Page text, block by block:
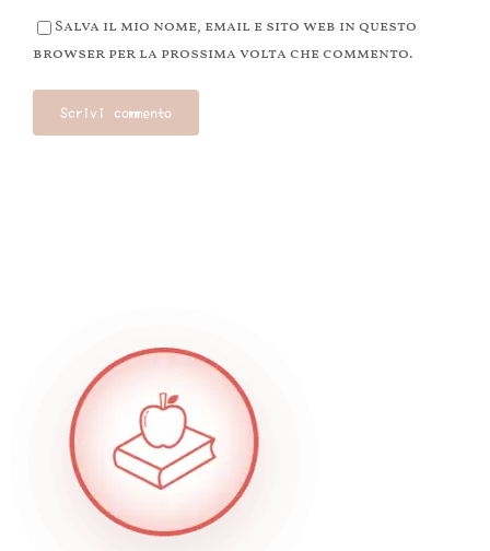
Salva il mio nome, email e sito web in questo
browser per la prossima volta che commento.